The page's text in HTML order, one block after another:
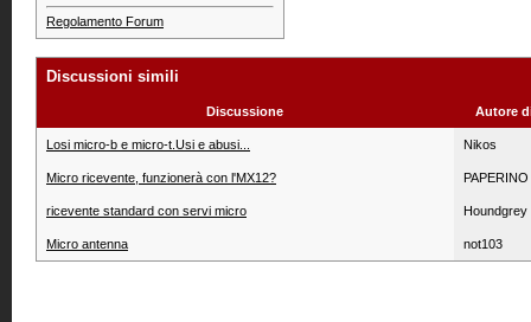
Regolamento Forum
Discussioni simili
Discussione Autore
Losi micro-b e micro-t.Usi e abusi... Nikos
Micro ricevente, funzionerà con l'MX12? PAPERINO
ricevente standard con servi micro Houndgrey
Micro antenna not103